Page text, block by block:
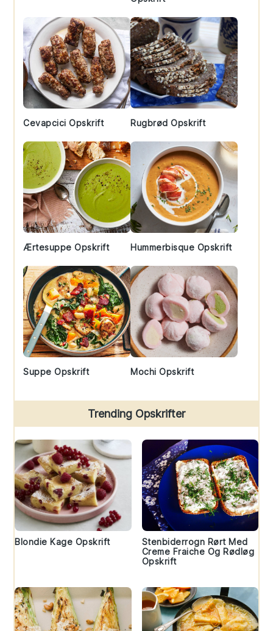
Cevapcici Opskrift Rugbrød Opskrift
Ærtesuppe Opskrift Hummerbisque Opskrift
Suppe Opskrift Mochi Opskrift
Trending Opskrifter
Blondie Kage Opskrift
Stenbiderrogn Rørt Med
Creme Fraiche Og Rødløg
Opskrift